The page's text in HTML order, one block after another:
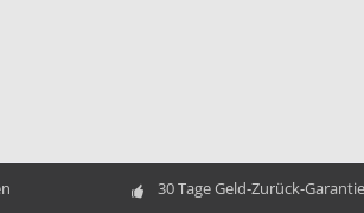
30 Tage Geld-Zurück-Garantie